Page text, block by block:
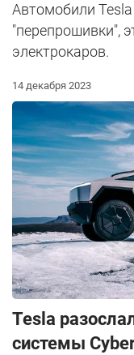
Автомобили
"перепрошивки",
электрокаров.
14 декабря 2023
Tesla
системы